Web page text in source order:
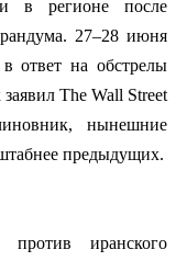
в регионе после
27–28 июня
ответ на обстрелы
The Wall Street
нынешние
предыдущих.
иранского